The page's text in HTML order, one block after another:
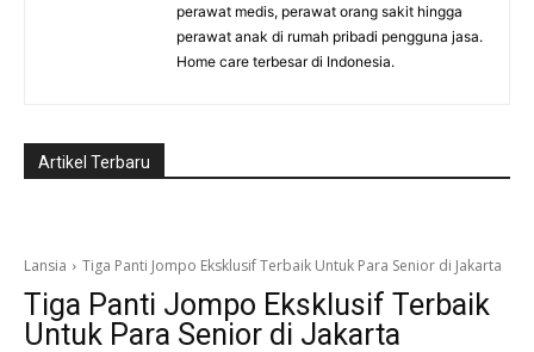
perawat medis, perawat orang sakit hingga
perawat anak di rumah pribadi pengguna jasa.
Home care terbesar di Indonesia.
Artikel Terbaru